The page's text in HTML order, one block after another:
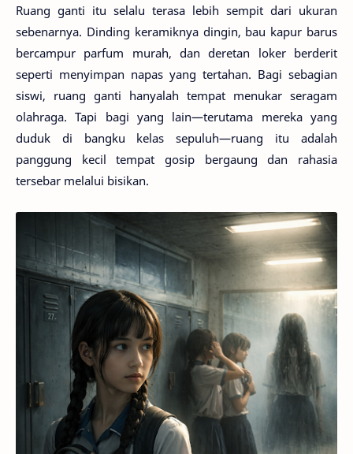
Ruang ganti itu selalu terasa lebih sempit dari ukuran
sebenarnya. Dinding keramiknya dingin, bau kapur barus
bercampur parfum murah, dan deretan loker berderit
seperti menyimpan napas yang tertahan. Bagi sebagian
siswi, ruang ganti hanyalah tempat menukar seragam
olahraga. Tapi bagi yang lain—terutama mereka yang
duduk di bangku kelas sepuluh—ruang itu adalah
panggung kecil tempat gosip bergaung dan rahasia
tersebar melalui bisikan.